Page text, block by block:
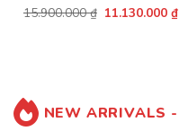
Được xếp
15.900.000₫ Giá
11.130.000₫
NEW ARRIVALS